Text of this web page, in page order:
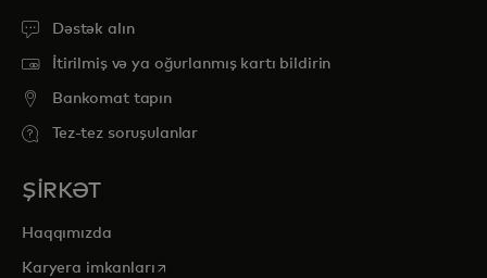
Dəstək alın
İtirilmiş və ya oğurlanmış kartı bildirin
Bankomat tapın
Tez-tez soruşulanlar
ŞİRKƏT
Haqqımızda
Karyera imkanlarıopens in a new tab